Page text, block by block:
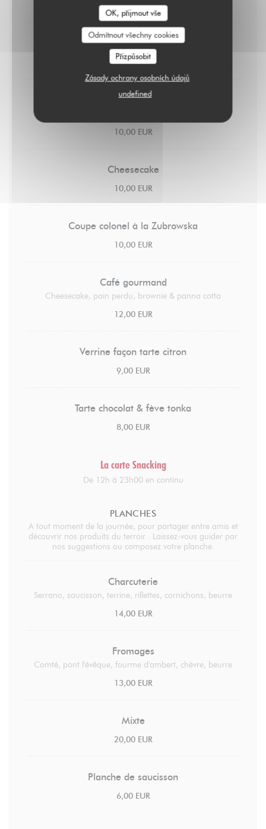
OK, přijmout vše
Odmítnout všechny cookies
Přizpůsobit
Zásady ochrany osobních údajů
undefined
8,00 EUR
Crème brûlée
9,00 EUR
Pain perdu
10,00 EUR
Cheesecake
10,00 EUR
Coupe colonel à la Zubrowska
10,00 EUR
Café gourmand
Cheesecake, pain perdu, brownie & panna cotta
12,00 EUR
Verrine façon tarte citron
9,00 EUR
Tarte chocolat & fève tonka
8,00 EUR
La carte Snacking
De 12h à 23h00 en continu
PLANCHES
A tout moment de la journée, pour partager entre amis et
découvrir nos produits du terroir . Laissez-vous guider par
nos suggestions ou composez votre planche.
Charcuterie
Serrano, saucisson, terrine, rillettes, cornichons, beurre
14,00 EUR
Fromages
Comté, pont l'évêque, fourme d'ambert, chèvre, beurre
13,00 EUR
Mixte
20,00 EUR
Planche de saucisson
6,00 EUR